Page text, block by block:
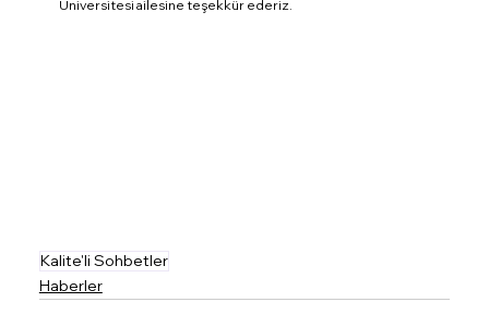
Üniversitesi ailesine teşekkür ederiz.
Kalite'li Sohbetler
Haberler